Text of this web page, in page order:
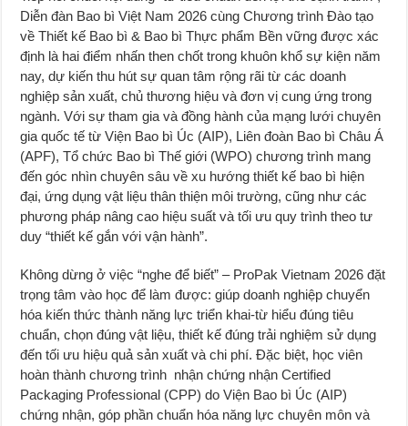
Diễn đàn Bao bì Việt Nam 2026 cùng Chương trình Đào tạo
về Thiết kế Bao bì & Bao bì Thực phẩm Bền vững được xác
định là hai điểm nhấn then chốt trong khuôn khổ sự kiện năm
nay, dự kiến thu hút sự quan tâm rộng rãi từ các doanh
nghiệp sản xuất, chủ thương hiệu và đơn vị cung ứng trong
ngành. Với sự tham gia và đồng hành của mạng lưới chuyên
gia quốc tế từ Viện Bao bì Úc (AIP), Liên đoàn Bao bì Châu Á
(APF), Tổ chức Bao bì Thế giới (WPO) chương trình mang
đến góc nhìn chuyên sâu về xu hướng thiết kế bao bì hiện
đại, ứng dụng vật liệu thân thiện môi trường, cũng như các
phương pháp nâng cao hiệu suất và tối ưu quy trình theo tư
duy “thiết kế gắn với vận hành”.
Không dừng ở việc “nghe để biết” – ProPak Vietnam 2026 đặt
trọng tâm vào học để làm được: giúp doanh nghiệp chuyển
hóa kiến thức thành năng lực triển khai-từ hiểu đúng tiêu
chuẩn, chọn đúng vật liệu, thiết kế đúng trải nghiệm sử dụng
đến tối ưu hiệu quả sản xuất và chi phí. Đặc biệt, học viên
hoàn thành chương trình nhận chứng nhận Certified
Packaging Professional (CPP) do Viện Bao bì Úc (AIP)
chứng nhận, góp phần chuẩn hóa năng lực chuyên môn và